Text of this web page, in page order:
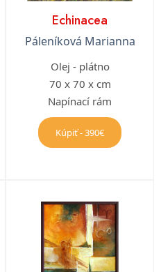
Echinacea
Páleníková Marianna
Olej - plátno
70 x 70 x cm
Napínací rám
Kúpiť - 390€